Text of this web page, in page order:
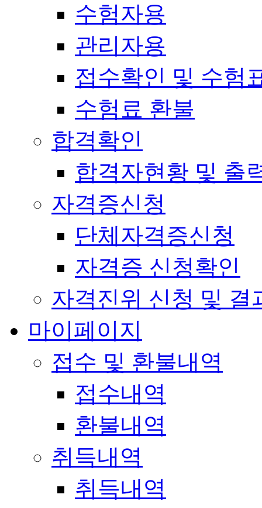
수험자용
관리자용
접수확인 및 수험
수험료 환불
합격확인
합격자현황 및 출
자격증신청
단체자격증신청
자격증 신청확인
자격진위 신청 및 결
마이페이지
접수 및 환불내역
접수내역
환불내역
취득내역
취득내역